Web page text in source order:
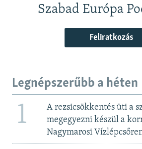
Szabad Európa
Feliratkozás
Legnépszerűbb a héten
1
A rezsicsökkentés üti a
megegyezni készül a
Nagymarosi